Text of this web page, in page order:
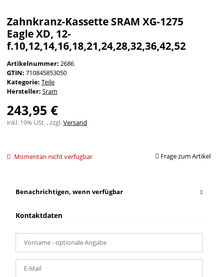
Zahnkranz-Kassette SRAM XG-1275
Eagle XD, 12-
f.10,12,14,16,18,21,24,28,32,36,42,52
Artikelnummer: 2686
GTIN: 710845853050
Kategorie: Teile
Hersteller: Sram
243,95 €
inkl. 19% USt. , zzgl.Versand
Momentan nicht verfügbar Frage zum Artikel
Benachrichtigen, wenn verfügbar
Kontaktdaten
Vorname- optionale Angabe
E-Mail